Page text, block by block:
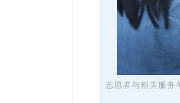
志愿者与相关服务